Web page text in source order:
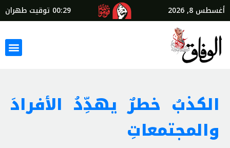
أغسطس 8, 2026 00:29 توقيت طهران
الكذبُ خطرٌ يهدِّدُ الأفرادَ
والمجتمعاتِ